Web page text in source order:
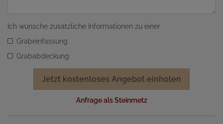
Ich wünsche zusätzliche Informationen zu einer
Grabeinfassung
Grababdeckung
Jetzt kostenloses Angebot einholen
Anfrage als Steinmetz